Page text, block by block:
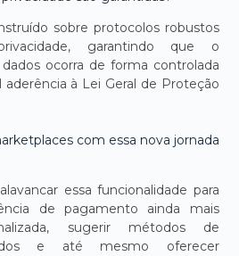
sobre protocolos robustos
garantindo que o
ocorra de forma controlada
à Lei Geral de Proteção
com essa nova jornada
essa funcionalidade para
de pagamento ainda mais
sugerir métodos de
e até mesmo oferecer